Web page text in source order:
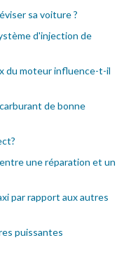
sa voiture ?
d'injection de
du moteur influence-t-il
de bonne
une réparation et un
par rapport aux autres
puissantes